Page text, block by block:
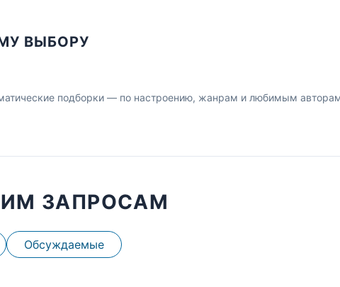
ВЫБОРУ
подборки — по настроению, жанрам и любимым
ЗАПРОСАМ
Обсуждаемые